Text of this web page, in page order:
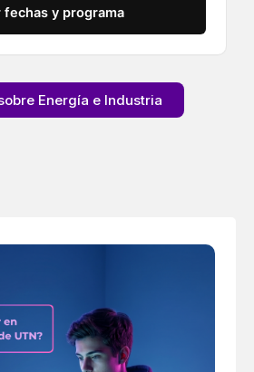
fechas y programa
Energía e Industria